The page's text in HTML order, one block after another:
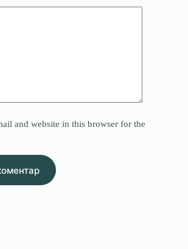
and website in this browser for the